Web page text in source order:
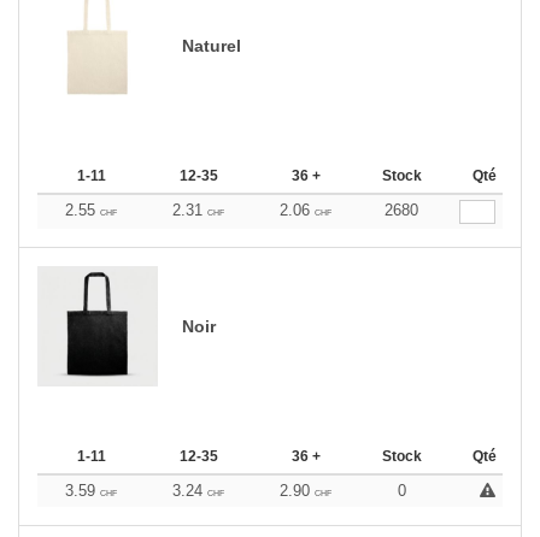
Naturel
1-11 12-35 36 + Stock Qté
2.55 CHF 2.31 CHF 2.06 CHF 2680
Noir
1-11 12-35 36 + Stock Qté
3.59 CHF 3.24 CHF 2.90 CHF 0